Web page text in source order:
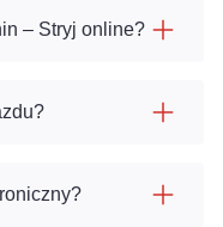
– Stryj online?